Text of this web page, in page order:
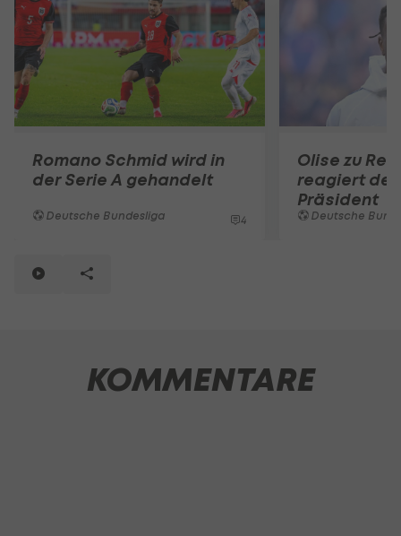
Romano Schmid wird in
der Serie A gehandelt
Deutsche Bundesliga 4
Olise zu
reagiert der
Präsident
Deutsche
KOMMENTARE